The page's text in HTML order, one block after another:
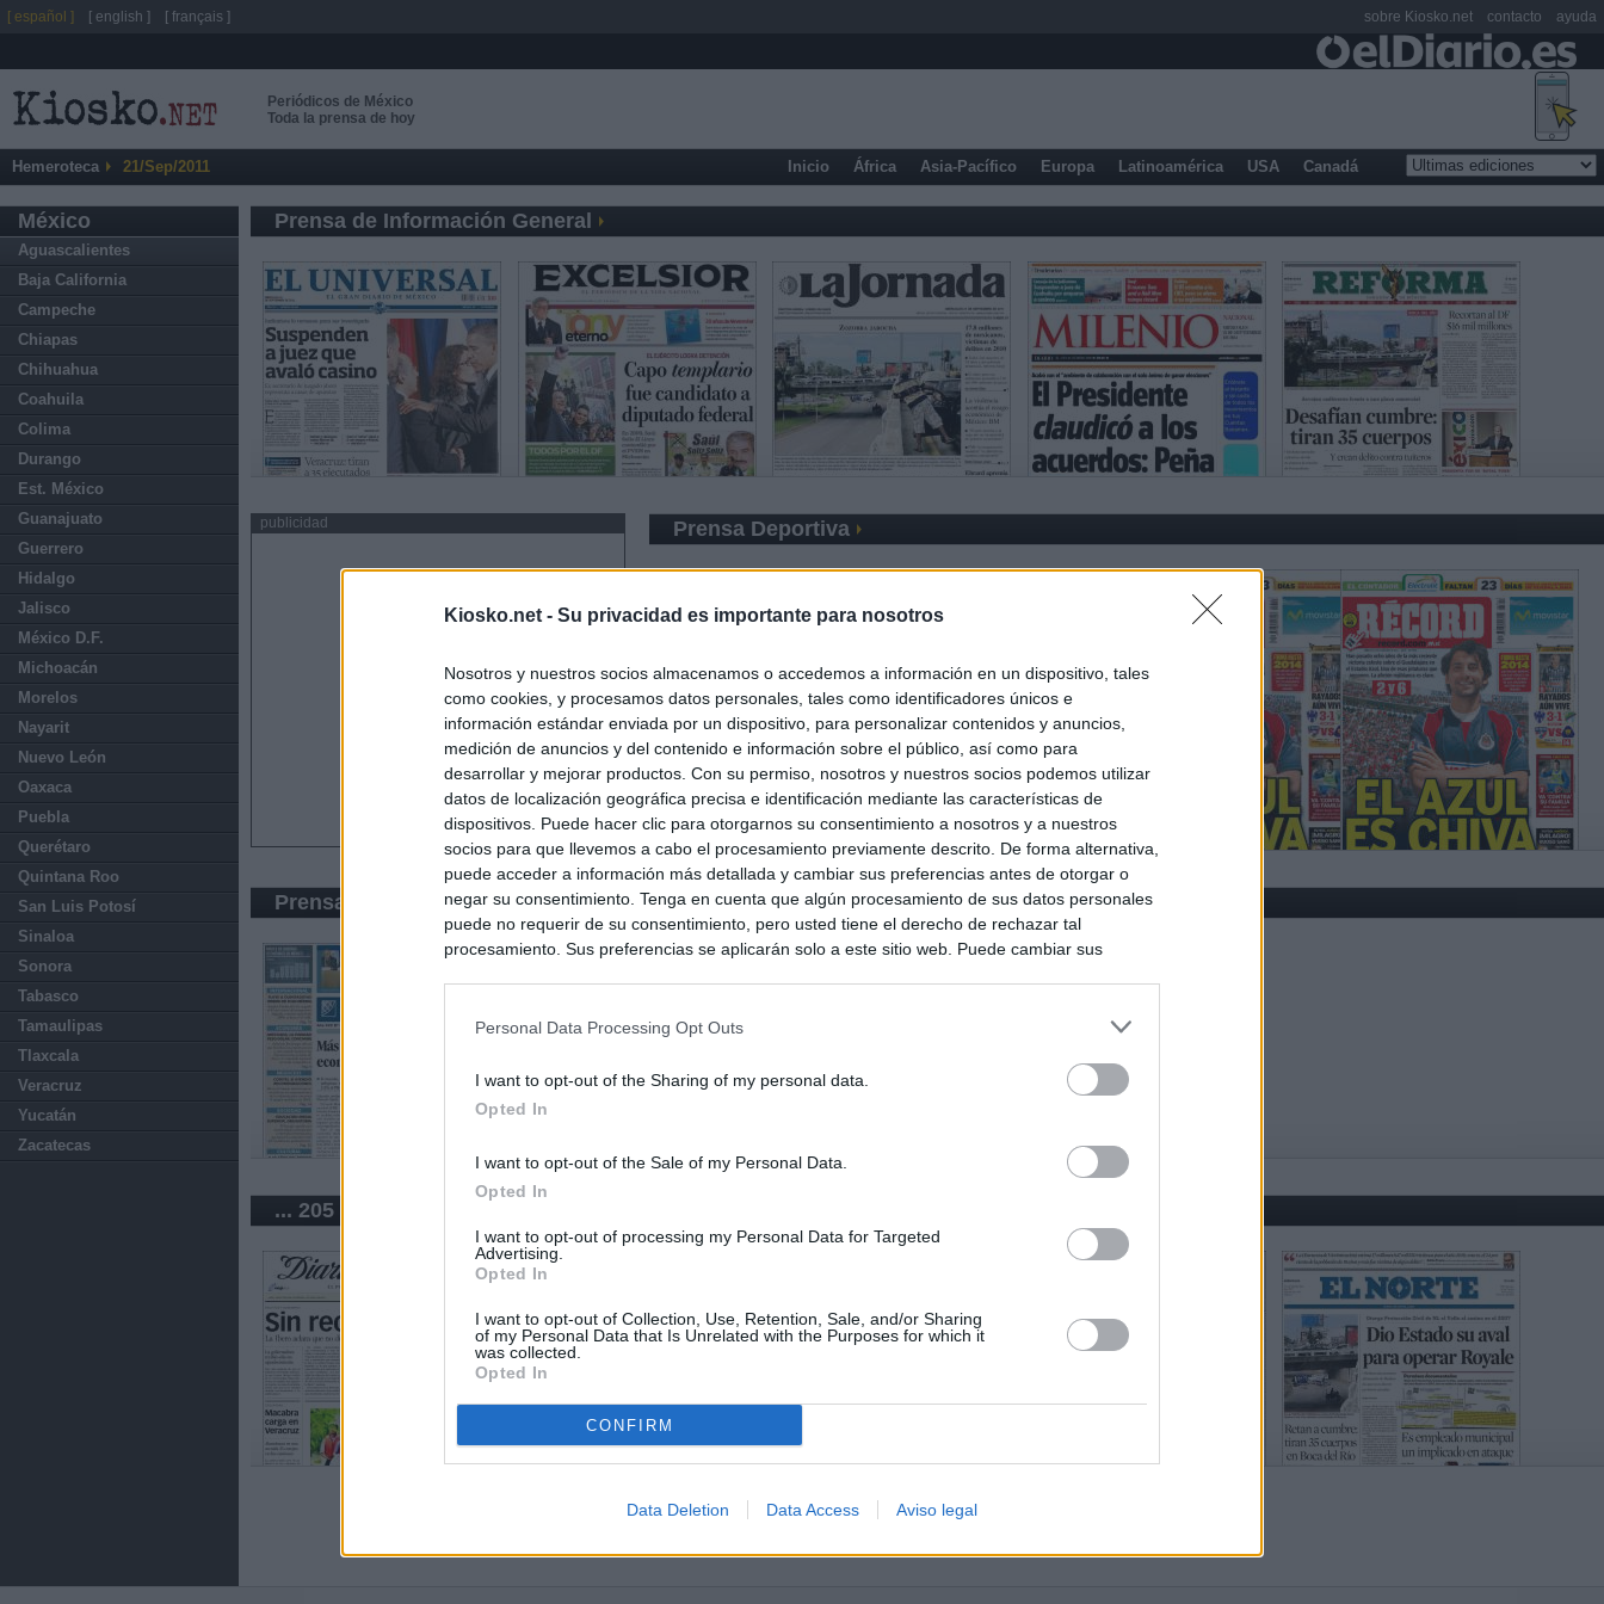
Kiosko.net - Su privacidad es importante para nosotros
Nosotros y nuestros socios almacenamos o accedemos a información en un dispositivo, tales
como cookies, y procesamos datos personales, tales como identificadores únicos e
información estándar enviada por un dispositivo, para personalizar contenidos y anuncios,
medición de anuncios y del contenido e información sobre el público, así como para
desarrollar y mejorar productos. Con su permiso, nosotros y nuestros socios podemos utilizar
datos de localización geográfica precisa e identificación mediante las características de
dispositivos. Puede hacer clic para otorgarnos su consentimiento a nosotros y a nuestros
socios para que llevemos a cabo el procesamiento previamente descrito. De forma alternativa,
puede acceder a información más detallada y cambiar sus preferencias antes de otorgar o
negar su consentimiento. Tenga en cuenta que algún procesamiento de sus datos personales
puede no requerir de su consentimiento, pero usted tiene el derecho de rechazar tal
procesamiento. Sus preferencias se aplicarán solo a este sitio web. Puede cambiar sus
Personal Data Processing Opt Outs
I want to opt-out of the Sharing of my personal data.
Opted In
I want to opt-out of the Sale of my Personal Data.
Opted In
I want to opt-out of processing my Personal Data for Targeted
Advertising.
Opted In
I want to opt-out of Collection, Use, Retention, Sale, and/or Sharing
of my Personal Data that Is Unrelated with the Purposes for which it
was collected.
Opted In
CONFIRM
Data Deletion Data Access Aviso legal
Periódicos de México
Toda la prensa de hoy
Hemeroteca 21/Sep/2011 Inicio África Asia-Pacífico Europa Latinoamérica USA Canadá
México
Aguascalientes
Baja California
Campeche
Chiapas
Chihuahua
Coahuila
Colima
Durango
Est. México
Guanajuato
Guerrero
Hidalgo
Jalisco
México D.F.
Michoacán
Morelos
Nayarit
Nuevo León
Oaxaca
Puebla
Querétaro
Quintana Roo
San Luis Potosí
Sinaloa
Sonora
Tabasco
Tamaulipas
Tlaxcala
Veracruz
Yucatán
Zacatecas
Prensa de Información General
publicidad Prensa Deportiva
Prensa Económica
... 205 periódicos de México
[ español ] [ english ] [ français ] sobre Kiosko.net contacto ayuda